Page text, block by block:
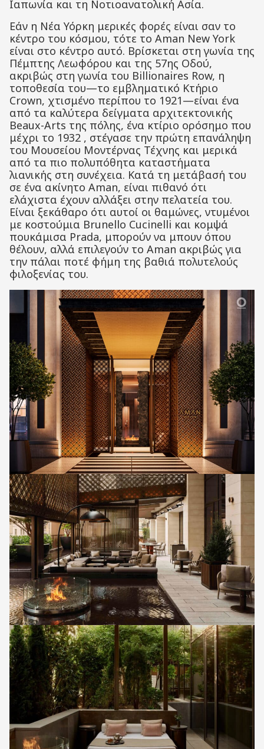
Ιαπωνία και τη Νοτιοανατολική Ασία.
Εάν η Νέα Υόρκη μερικές φορές είναι σαν το
κέντρο του κόσμου, τότε το Aman New York
είναι στο κέντρο αυτό. Βρίσκεται στη γωνία της
Πέμπτης Λεωφόρου και της 57ης Οδού,
ακριβώς στη γωνία του Billionaires Row, η
τοποθεσία του—το εμβληματικό Κτήριο
Crown, χτισμένο περίπου το 1921—είναι ένα
από τα καλύτερα δείγματα αρχιτεκτονικής
Beaux-Arts της πόλης, ένα κτίριο ορόσημο που
μέχρι το 1932 , στέγασε την πρώτη επανάληψη
του Μουσείου Μοντέρνας Τέχνης και μερικά
από τα πιο πολυπόθητα καταστήματα
λιανικής στη συνέχεια. Κατά τη μετάβασή του
σε ένα ακίνητο Aman, είναι πιθανό ότι
ελάχιστα έχουν αλλάξει στην πελατεία του.
Είναι ξεκάθαρο ότι αυτοί οι θαμώνες, ντυμένοι
με κοστούμια Brunello Cucinelli και κομψά
πουκάμισα Prada, μπορούν να μπουν όπου
θέλουν, αλλά επιλεγούν το Aman ακριβώς για
την πάλαι ποτέ φήμη της βαθιά πολυτελούς
φιλοξενίας του.